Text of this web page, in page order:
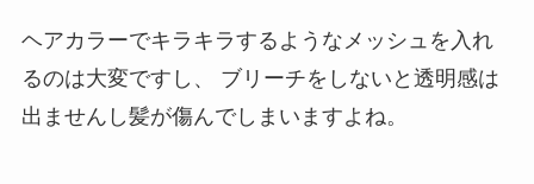
ヘアカラーでキラキラするようなメッシュを入れ
るのは大変ですし、
ブリーチをしないと透明感は
出ませんし髪が傷んでしまいますよね。